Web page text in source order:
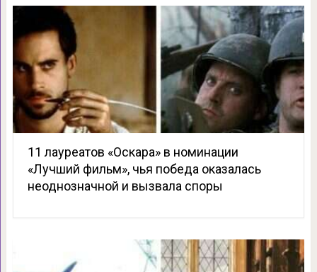
11 лауреатов «Оскара» в номинации
«Лучший фильм», чья победа оказалась
неоднозначной и вызвала споры